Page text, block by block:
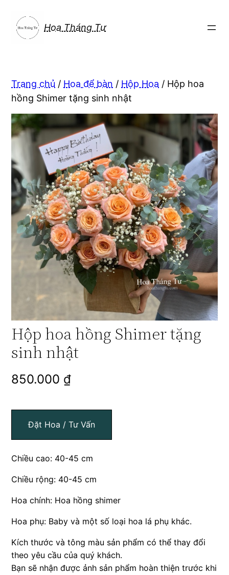
phần
Hoa Tháng Tư
Trang chủ / Hoa để bàn / Hộp Hoa / Hộp hoa
hồng Shimer tặng sinh nhật
Hộp hoa hồng Shimer tặng
sinh nhật
850.000 ₫
Đặt Hoa / Tư Vấn
Chiều cao: 40-45 cm
Chiều rộng: 40-45 cm
Hoa chính: Hoa hồng shimer
Hoa phụ: Baby và một số loại hoa lá phụ khác.
Kích thước và tông màu sản phẩm có thể thay đổi
theo yêu cầu của quý khách.
Bạn sẽ nhận được ảnh sản phẩm hoàn thiện trước khi